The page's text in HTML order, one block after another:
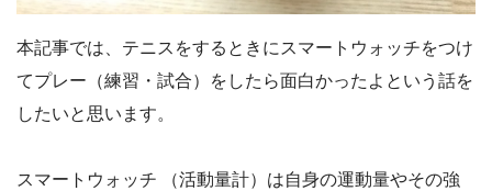
本記事では、テニスをするときにスマートウォッチをつけ
てプレー（練習・試合）をしたら面白かったよという話を
したいと思います。
スマートウォッチ （活動量計）は自身の運動量やその強